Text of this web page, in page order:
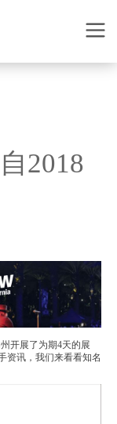
2018
开展了为期4天的展
资讯，我们来看看知名